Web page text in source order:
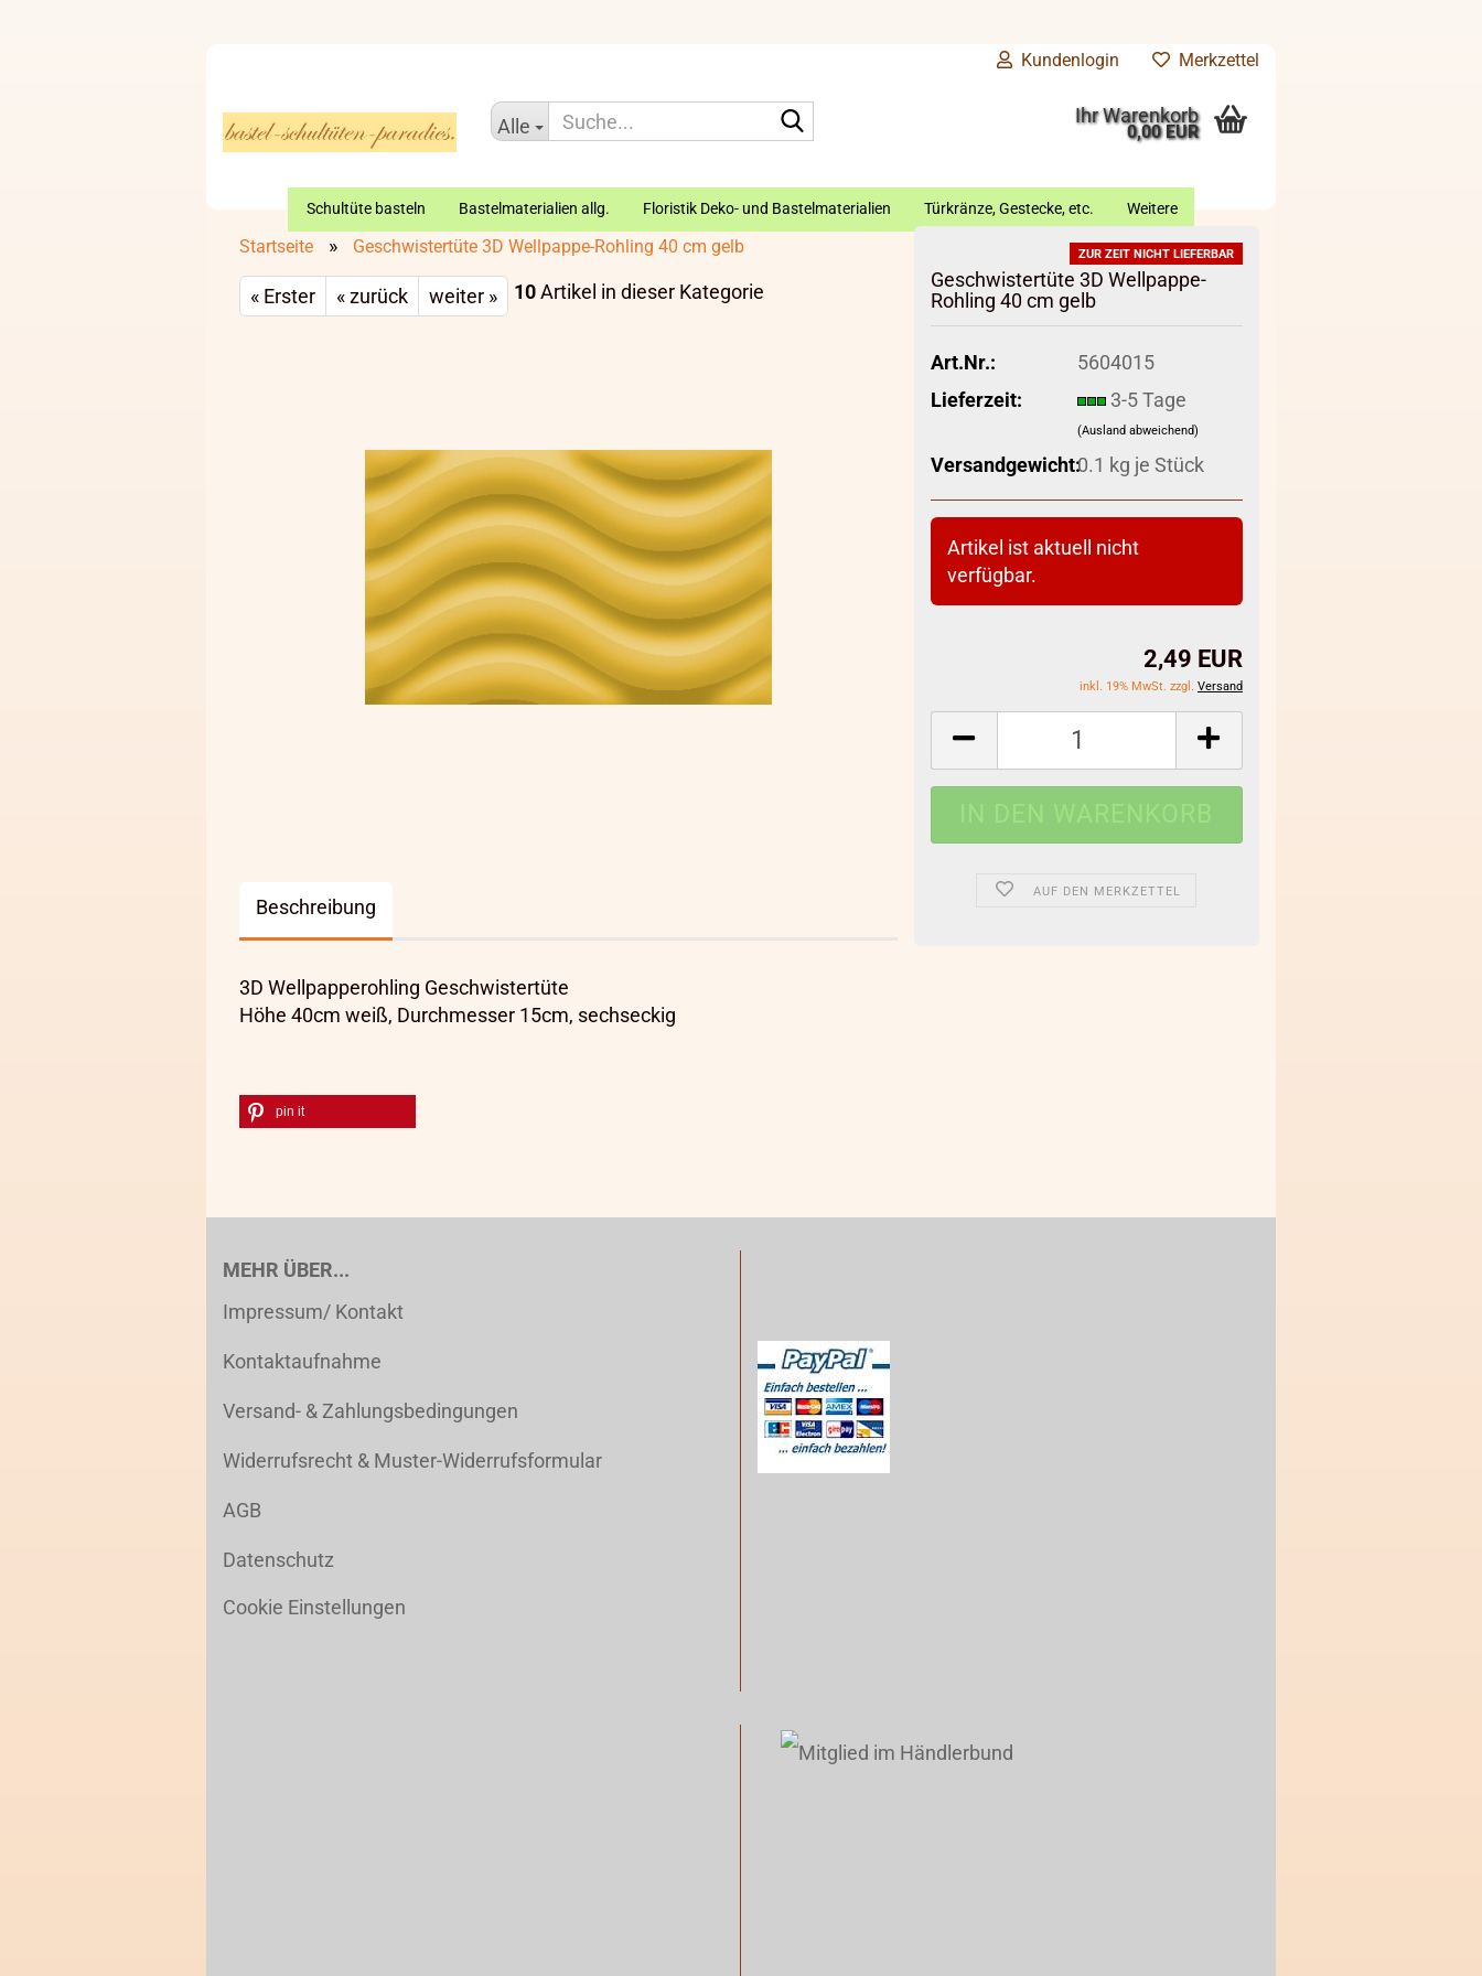
Kundenlogin Merkzettel
Alle Ihr Warenkorb
0,00 EUR
Schultüte basteln Bastelmaterialien allg. Floristik Deko- und Bastelmaterialien Türkränze, Gestecke, etc. Weitere
Startseite » Geschwistertüte 3D Wellpappe-Rohling 40 cm gelb
« Erster « zurück weiter » 10Artikel in dieser Kategorie
ZUR ZEIT NICHT LIEFERBAR
Geschwistertüte 3D Wellpappe-
Rohling 40 cm gelb
Art.Nr.:
5604015
Lieferzeit:
3-5 Tage
(Ausland abweichend)
Versandgewicht:0.1 kg je Stück
Artikel ist aktuell nicht
verfügbar.
2,49 EUR
inkl. 19% MwSt. zzgl. Versand
AUF DEN MERKZETTEL
Beschreibung
3D Wellpapperohling Geschwistertüte
Höhe 40cm weiß, Durchmesser 15cm, sechseckig
pin it
MEHR ÜBER...
Impressum/ Kontakt
Kontaktaufnahme
Versand- & Zahlungsbedingungen
Widerrufsrecht & Muster-Widerrufsformular
AGB
Datenschutz
Cookie Einstellungen